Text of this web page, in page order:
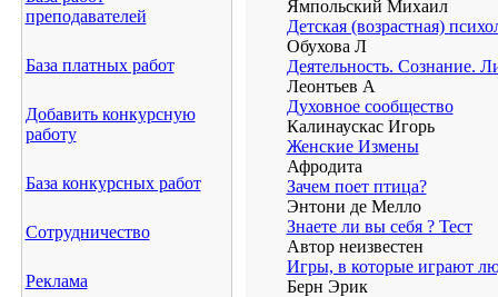
преподавателей
База платных работ
Добавить конкурсную
работу
База конкурсных работ
Сотрудничество
Реклама
Ямпольский Михаил
Детская (возрастная)
Обухова Л
Деятельность. Сознание.
Леонтьев А
Духовное сообщество
Калинаускас Игоpь
Женские Измены
Афродита
Зачем поет птица?
Энтони де Мелло
Знаете ли вы себя ? Тест
Автор неизвестен
Игры, в которые играют
Берн Эрик